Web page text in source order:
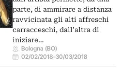
parte, di ammirare a distanza
ravvicinata gli alti affreschi
carracceschi, dall’altra di
iniziare…
Bologna (BO)
02/02/2018–30/03/2018